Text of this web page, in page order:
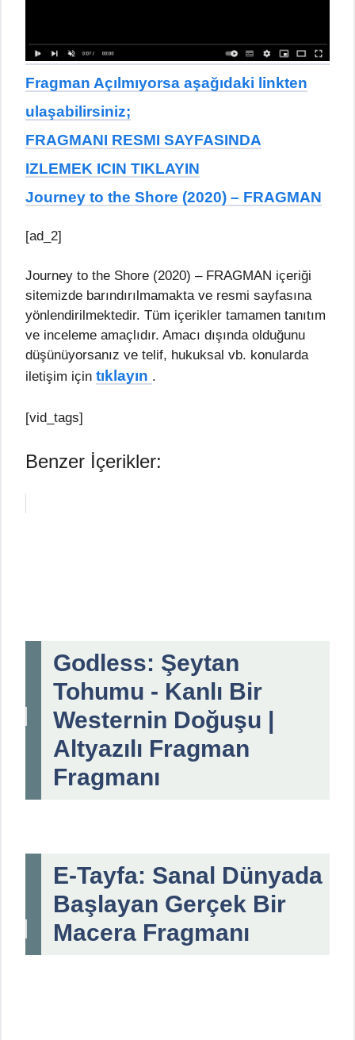
Fragman Açılmıyorsa aşağıdaki linkten
ulaşabilirsiniz;
FRAGMANI RESMI SAYFASINDA
IZLEMEK ICIN TIKLAYIN
Journey to the Shore (2020) – FRAGMAN
[ad_2]
Journey to the Shore (2020) – FRAGMAN içeriği
sitemizde barındırılmamakta ve resmi sayfasına
yönlendirilmektedir. Tüm içerikler tamamen tanıtım
ve inceleme amaçlıdır. Amacı dışında olduğunu
düşünüyorsanız ve telif, hukuksal vb. konularda
iletişim için tıklayın .
[vid_tags]
Benzer İçerikler:
Godless: Şeytan
Tohumu - Kanlı Bir
Westernin Doğuşu |
Altyazılı Fragman
Fragmanı
E-Tayfa: Sanal Dünyada
Başlayan Gerçek Bir
Macera Fragmanı